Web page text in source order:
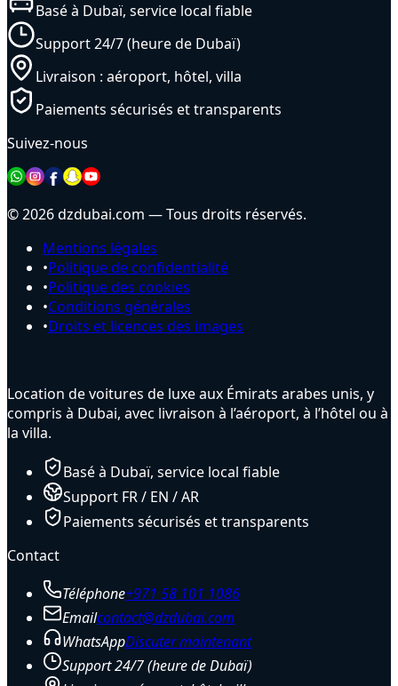
Basé à Dubaï, service local fiable
Support 24/7 (heure de Dubaï)
Livraison : aéroport, hôtel, villa
Paiements sécurisés et transparents
Suivez-nous
© 2026 dzdubai.com — Tous droits réservés.
Mentions légales
•Politique de confidentialité
•Politique des cookies
•Conditions générales
•Droits et licences des images
Location de voitures de luxe aux Émirats arabes unis, y
compris à Dubai, avec livraison à l’aéroport, à l’hôtel ou à
la villa.
Basé à Dubaï, service local fiable
Support FR / EN / AR
Paiements sécurisés et transparents
Contact
Téléphone+971 58 101 1086
Emailcontact@dzdubai.com
WhatsAppDiscuter maintenant
Support 24/7 (heure de Dubaï)